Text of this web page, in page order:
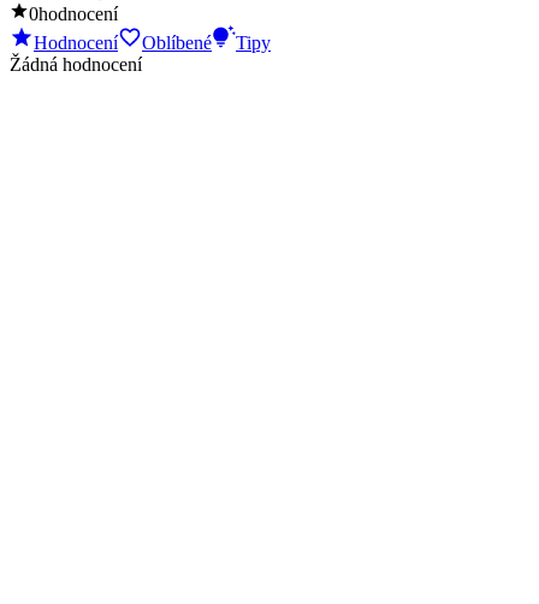
0hodnocení
Hodnocení
Oblíbené
Tipy
Žádná hodnocení